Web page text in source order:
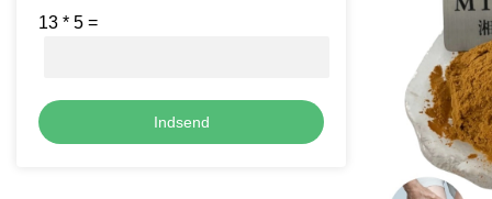
13 * 5 =
Indsend